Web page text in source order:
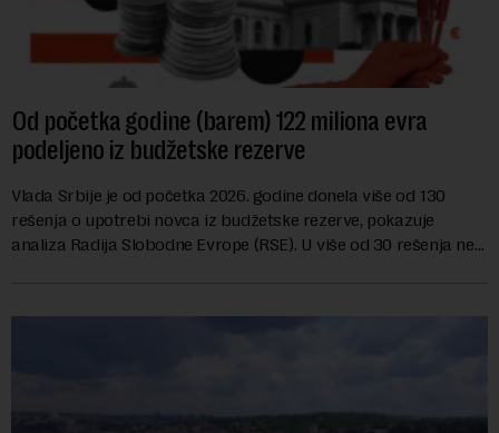
Od početka godine (barem) 122 miliona evra
podeljeno iz budžetske rezerve
Vlada Srbije je od početka 2026. godine donela više od 130
rešenja o upotrebi novca iz budžetske rezerve, pokazuje
analiza Radija Slobodne Evrope (RSE). U više od 30 rešenja ne